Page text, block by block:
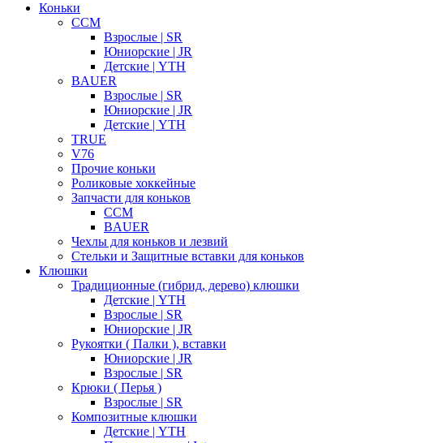
Коньки
CCM
Взрослые | SR
Юниорские | JR
Детские | YTH
BAUER
Взрослые | SR
Юниорские | JR
Детские | YTH
TRUE
V76
Прочие коньки
Роликовые хоккейные
Запчасти для коньков
CCM
BAUER
Чехлы для коньков и лезвий
Стельки и Защитные вставки для коньков
Клюшки
Традиционные (гибрид, дерево) клюшки
Детские | YTH
Взрослые | SR
Юниорские | JR
Рукоятки ( Палки ), вставки
Юниорские | JR
Взрослые | SR
Крюки ( Перья )
Взрослые | SR
Композитные клюшки
Детские | YTH